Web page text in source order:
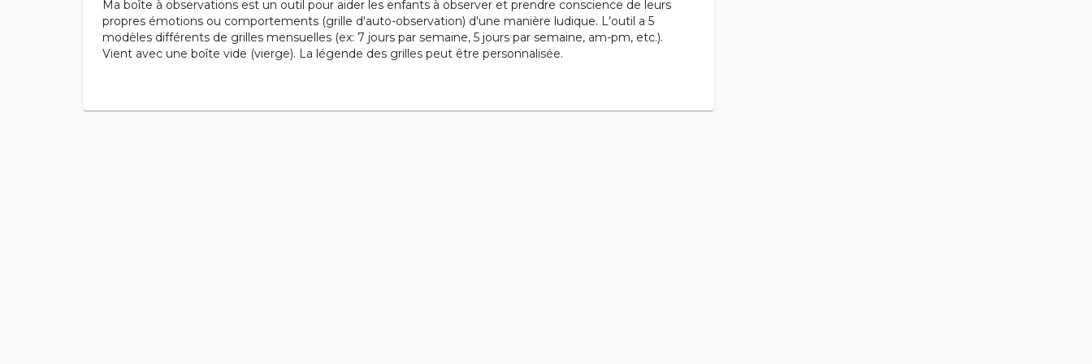
Ma boîte à observations est un outil pour aider les enfants à observer et prendre conscience de leurs
propres émotions ou comportements (grille d'auto-observation) d'une manière ludique. L'outil a 5
modèles différents de grilles mensuelles (ex: 7 jours par semaine, 5 jours par semaine, am-pm, etc.).
Vient avec une boîte vide (vierge). La légende des grilles peut être personnalisée.